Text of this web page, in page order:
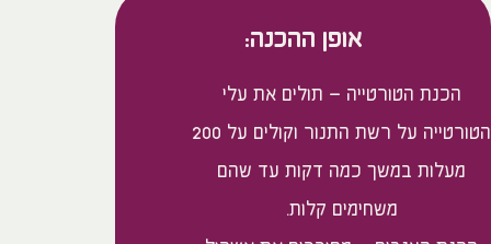
אופן ההכנה:
הכנת הטורטייה – תולים את עלי
הטורטייה על רשת התנור וקולים על 200
מעלות במשך כמה דקות עד שהם
משחימים קלות.